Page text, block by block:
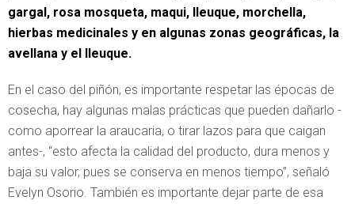
gargal, rosa mosqueta, maqui, lleuque, morchella,
hierbas medicinales y en algunas zonas geográficas, la
avellana y el lleuque.
En el caso del piñón, es importante respetar las épocas de
cosecha, hay algunas malas prácticas que pueden dañarlo -
como aporrear la araucaria, o tirar lazos para que caigan
antes-, “esto afecta la calidad del producto, dura menos y
baja su valor, pues se conserva en menos tiempo”, señaló
Evelyn Osorio. También es importante dejar parte de esa